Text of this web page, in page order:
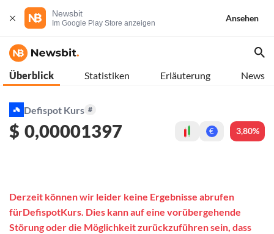
Newsbit
Im Google Play Store anzeigen
Ansehen
Überblick Statistiken Erläuterung News
Defispot Kurs #
$ 0,00001397 € 3,80%
Derzeit können wir leider keine Ergebnisse abrufen
fürDefispotKurs. Dies kann auf eine vorübergehende
Störung oder die Möglichkeit zurückzuführen sein, dass